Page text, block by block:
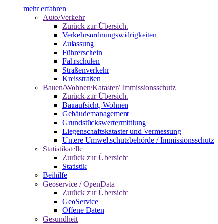
mehr erfahren
Auto/Verkehr
Zurück zur Übersicht
Verkehrsordnungswidrigkeiten
Zulassung
Führerschein
Fahrschulen
Straßenverkehr
Kreisstraßen
Bauen/Wohnen/Kataster/ Immissionsschutz
Zurück zur Übersicht
Bauaufsicht, Wohnen
Gebäudemanagement
Grundstückswertermittlung
Liegenschaftskataster und Vermessung
Untere Umweltschutzbehörde / Immissionsschutz
Statistikstelle
Zurück zur Übersicht
Statistik
Beihilfe
Geoservice / OpenData
Zurück zur Übersicht
GeoService
Offene Daten
Gesundheit